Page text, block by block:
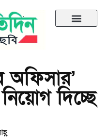
অফিসার’
দিচ্ছে